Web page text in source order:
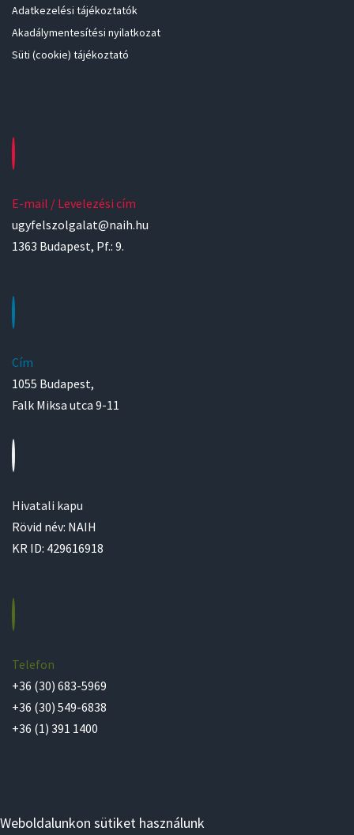
Adatkezelési tájékoztatók
Akadálymentesítési nyilatkozat
Süti (cookie) tájékoztató
E-mail / Levelezési cím
ugyfelszolgalat@naih.hu
1363 Budapest, Pf.: 9.
Cím
1055 Budapest,
Falk Miksa utca 9-11
Hivatali kapu
Rövid név: NAIH
KR ID: 429616918
Telefon
+36 (30) 683-5969
+36 (30) 549-6838
+36 (1) 391 1400
Weboldalunkon sütiket használunk